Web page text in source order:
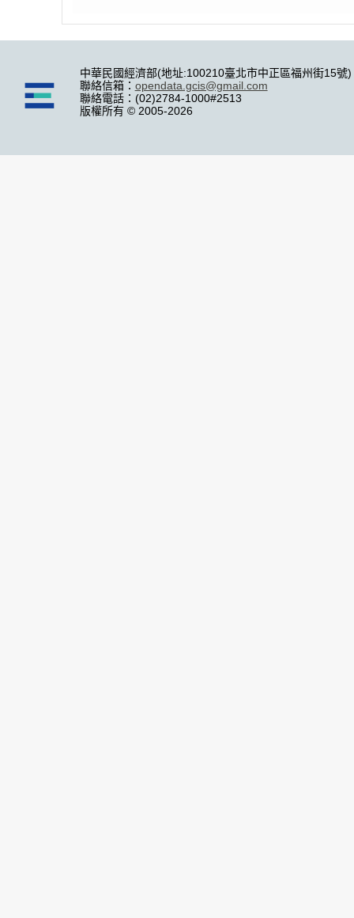
中華民國經濟部(地址:100210臺北市中正區福州街15號)
聯絡信箱： opendata.gcis@gmail.com
聯絡電話：(02)2784-1000#2513
版權所有 © 2005-2026